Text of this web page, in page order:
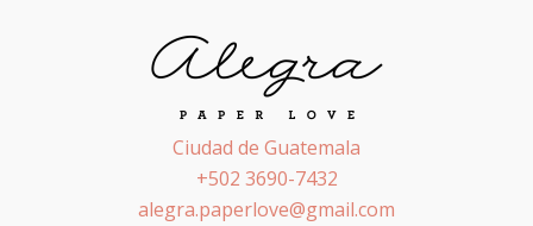
Ciudad de Guatemala
+502 3690-7432
alegra.paperlove@gmail.com